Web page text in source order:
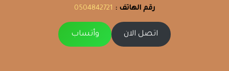
رقم الهاتف :
اتصل الان وأتساب